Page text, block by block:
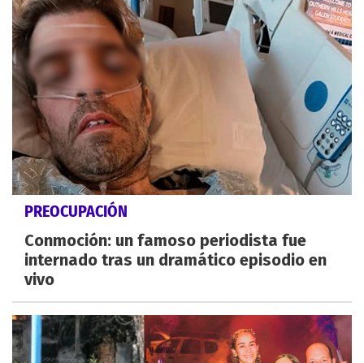
PREOCUPACIÓN
Conmoción: un famoso periodista fue
internado tras un dramático episodio en
vivo